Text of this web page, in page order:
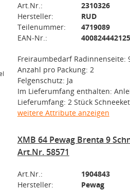
Art.Nr.:
2310326
Hersteller:
RUD
Teilenummer:
4719089
EAN-Nr.:
Freiraumbedarf Radinnenseite:
Anzahl pro Packung: 2
Felgenschutz: Ja
Im Lieferumfang enthalten:
Lieferumfang: 2 Stück
weitere Attribute anzeigen
XMB 64 Pewag Brenta 9
Art.Nr. 58571
Art.Nr.:
1904843
Hersteller:
Pewag